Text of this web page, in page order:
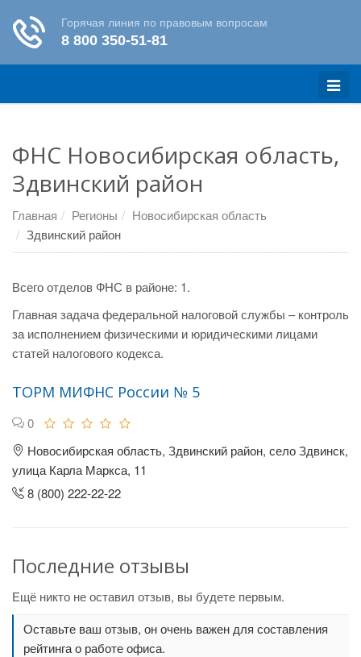
Меню
ФНС Новосибирская область,
Здвинский район
Главная Регионы
Новосибирская область
Здвинский район
Всего отделов ФНС в районе: 1.
Главная задача федеральной налоговой службы – контроль
за исполнением физическими и юридическими лицами
статей налогового кодекса.
ТОРМ МИФНС России № 5
0
Новосибирская область, Здвинский район, село Здвинск,
улица Карла Маркса, 11
8 (800) 222-22-22
Последние отзывы
Ещё никто не оставил отзыв, вы будете первым.
Оставьте ваш отзыв, он очень важен для составления
рейтинга о работе офиса.